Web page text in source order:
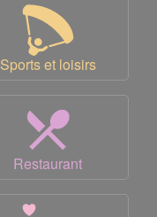
Sports et loisirs
Restaurant